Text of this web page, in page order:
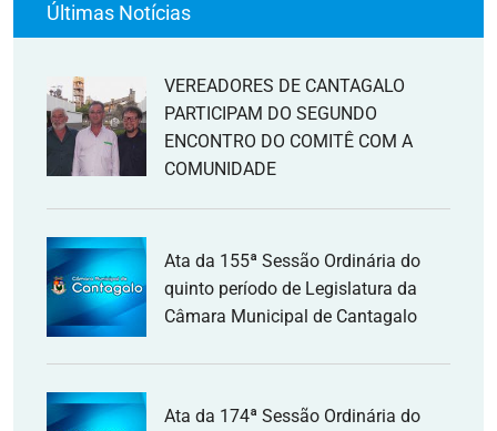
Últimas Notícias
VEREADORES DE CANTAGALO
PARTICIPAM DO SEGUNDO
ENCONTRO DO COMITÊ COM A
COMUNIDADE
Ata da 155ª Sessão Ordinária do
quinto período de Legislatura da
Câmara Municipal de Cantagalo
Ata da 174ª Sessão Ordinária do